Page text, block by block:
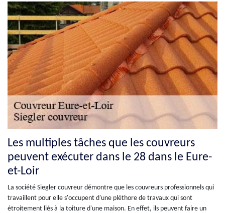
Les multiples tâches que les couvreurs
peuvent exécuter dans le 28 dans le Eure-
et-Loir
La société Siegler couvreur démontre que les couvreurs professionnels qui
travaillent pour elle s'occupent d'une pléthore de travaux qui sont
étroitement liés à la toiture d'une maison. En effet, ils peuvent faire un